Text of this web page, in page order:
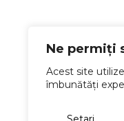
Ne permiți
Acest site
îmbunătăți